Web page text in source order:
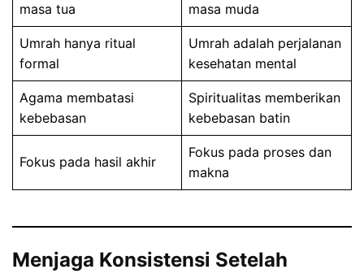
masa tua
masa muda
Umrah hanya ritual
formal
Umrah adalah perjalanan
kesehatan mental
Agama membatasi
kebebasan
Spiritualitas memberikan
kebebasan batin
Fokus pada hasil akhir
Fokus pada proses dan
makna
Menjaga Konsistensi Setelah